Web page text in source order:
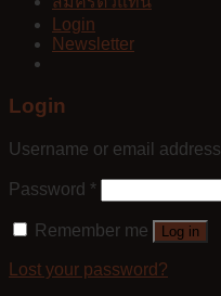
Login
Newsletter
Login
Username or email address
Password *
Remember me Log in
Lost your password?